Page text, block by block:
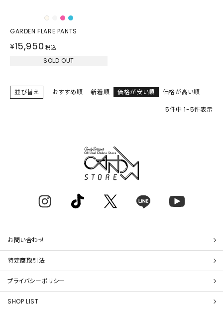
GARDEN FLARE PANTS
¥15,950 税込
SOLD OUT
並び替え おすすめ順 新着順 価格が安い順 価格が高い順
5件中 1-5件表示
お問い合わせ
特定商取引法
プライバシーポリシー
SHOP LIST